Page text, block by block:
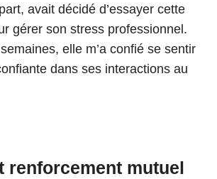
avait décidé d’essayer cette
gérer son stress professionnel.
elle m’a confié se sentir
dans ses interactions au
renforcement mutuel